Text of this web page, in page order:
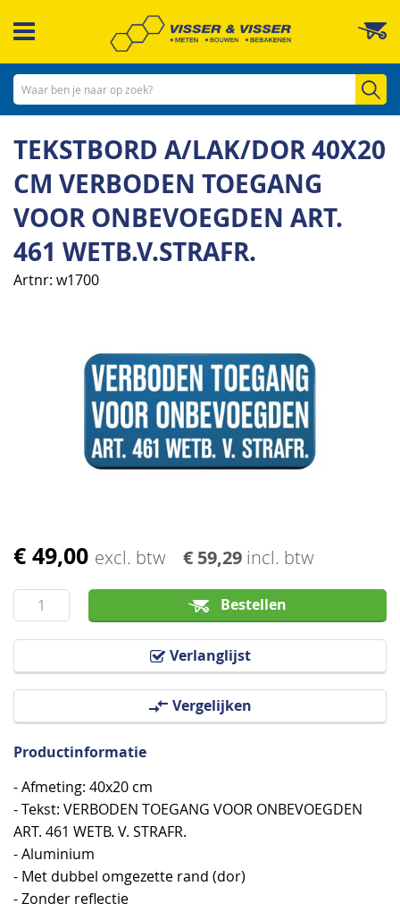
naar
inhoud
TEKSTBORD A/LAK/DOR 40X20
CM VERBODEN TOEGANG
VOOR ONBEVOEGDEN ART.
461 WETB.V.STRAFR.
Artnr w1700
€ 49,00 excl. btw € 59,29 incl. btw
Bestellen
Verlanglijst
Vergelijken
afbeeldingen-
Ga
het
begin
van
Productinformatie
- Afmeting: 40x20 cm
- Tekst: VERBODEN TOEGANG VOOR ONBEVOEGDEN
ART. 461 WETB. V. STRAFR.
- Aluminium
- Met dubbel omgezette rand (dor)
- Zonder reflectie